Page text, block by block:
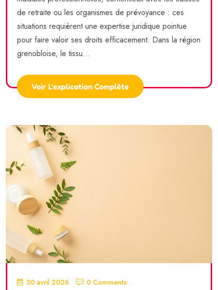
de retraite ou les organismes de prévoyance : ces
situations requièrent une expertise juridique pointue
pour faire valoir ses droits efficacement. Dans la région
grenobloise, le tissu...
Voir L'explication Complète
30 avril 2026 0 Comments